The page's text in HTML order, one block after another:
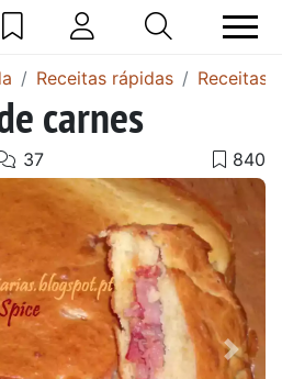
Receitas rápidas Receitas
carnes
Next